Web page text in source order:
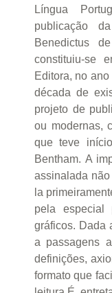
Língua
publicação
Benedictus
constituiu-se
Editora, no
década de
projeto de
ou modernas,
que teve
Bentham. A
assinalada
la
pela especial
gráficos. Dada
a passagens
definições,
formato que